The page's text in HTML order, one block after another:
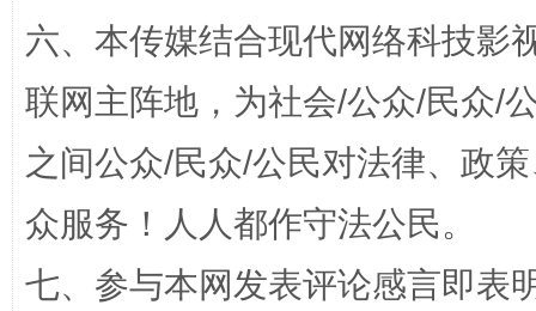
完善运行机制助力责任有效落实 一纸欠
六、本传媒结合现代网络科技影
联网主阵地，为社会/公众/民众/
之间公众/民众/公民对法律、政
众服务！人人都作守法公民。
七、参与本网发表评论感言即表